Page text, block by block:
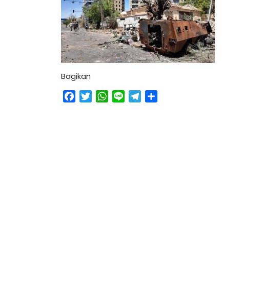
Bagikan
Facebook
TwitterWhatsApp
Line Telegram